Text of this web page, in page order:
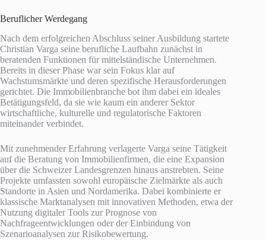
Beruflicher Werdegang
Nach dem erfolgreichen Abschluss seiner Ausbildung startete
Christian Varga seine berufliche Laufbahn zunächst in
beratenden Funktionen für mittelständische Unternehmen.
Bereits in dieser Phase war sein Fokus klar auf
Wachstumsmärkte und deren spezifische Herausforderungen
gerichtet. Die Immobilienbranche bot ihm dabei ein ideales
Betätigungsfeld, da sie wie kaum ein anderer Sektor
wirtschaftliche, kulturelle und regulatorische Faktoren
miteinander verbindet.
Mit zunehmender Erfahrung verlagerte Varga seine Tätigkeit
auf die Beratung von Immobilienfirmen, die eine Expansion
über die Schweizer Landesgrenzen hinaus anstrebten. Seine
Projekte umfassten sowohl europäische Zielmärkte als auch
Standorte in Asien und Nordamerika. Dabei kombinierte er
klassische Marktanalysen mit innovativen Methoden, etwa der
Nutzung digitaler Tools zur Prognose von
Nachfrageentwicklungen oder der Einbindung von
Szenarioanalysen zur Risikobewertung.